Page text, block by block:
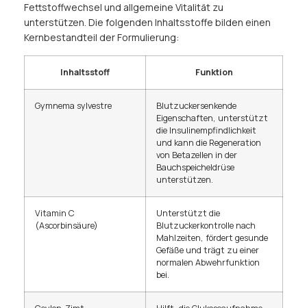
Fettstoffwechsel und allgemeine Vitalität zu
unterstützen. Die folgenden Inhaltsstoffe bilden einen
Kernbestandteil der Formulierung:
Inhaltsstoff Funktion
Gymnema sylvestre
Blutzuckersenkende
Eigenschaften, unterstützt
die Insulinempfindlichkeit
und kann die Regeneration
von Betazellen in der
Bauchspeicheldrüse
unterstützen.
Vitamin C
(Ascorbinsäure)
Unterstützt die
Blutzuckerkontrolle nach
Mahlzeiten, fördert gesunde
Gefäße und trägt zu einer
normalen Abwehrfunktion
bei.